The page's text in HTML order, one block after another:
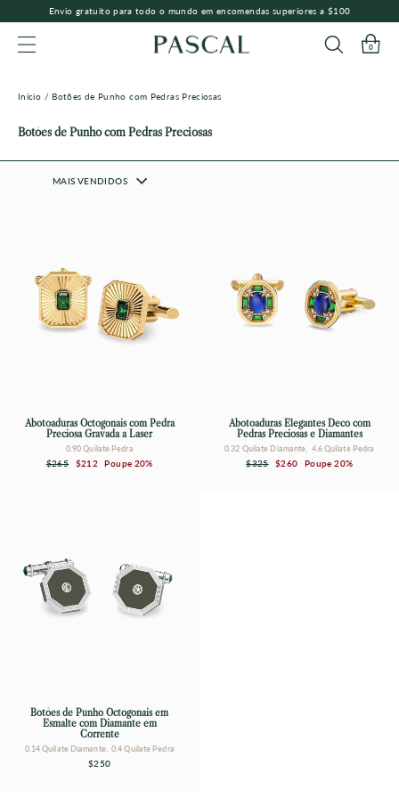
Envio gratuito para todo o mundo em encomendas superiores a $100
NAVEGAÇÃO 0
Início / Botões de Punho com Pedras Preciosas
Botões de Punho com Pedras Preciosas
MAIS VENDIDOS
Abotoaduras Octogonais com Pedra
Preciosa Gravada a Laser
0.90 Quilate Pedra
Preço
$265
Preço
$212 Poupe 20%
Abotoaduras Elegantes Deco com
Pedras Preciosas e Diamantes
0.32 Quilate Diamante, 4.6 Quilate Pedra
Preço
$325
Preço
$260 Poupe 20%
Botões de Punho Octogonais em
Esmalte com Diamante em
Corrente
0.14 Quilate Diamante, 0.4 Quilate Pedra
$250